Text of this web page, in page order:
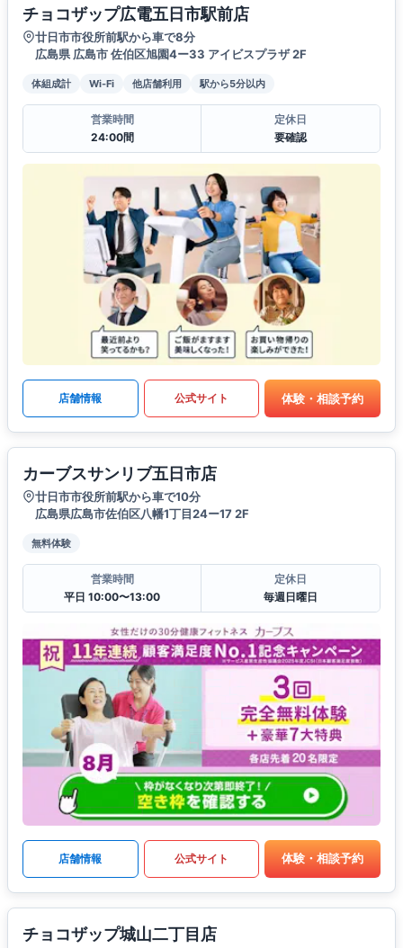
チョコザップ広電五日市駅前店
廿日市市役所前駅から車で8分
広島県 広島市 佐伯区旭園4ー33 アイビスプラザ 2F
体組成計 Wi-Fi 他店舗利用 駅から5分以内
営業時間
24:00間
定休日
要確認
店舗情報 公式サイト 体験・相談予約
カーブスサンリブ五日市店
廿日市市役所前駅から車で10分
広島県広島市佐伯区八幡1丁目24ー17 2F
無料体験
営業時間
平日 10:00〜13:00
定休日
毎週日曜日
店舗情報 公式サイト 体験・相談予約
チョコザップ城山二丁目店